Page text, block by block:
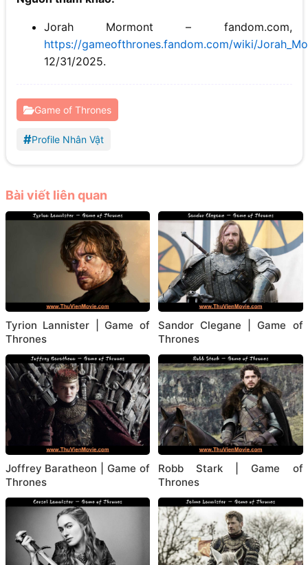
Jorah Mormont – fandom.com,
https://gameofthrones.fandom.com/wiki/
12/31/2025.
Game of Thrones
#Profile Nhân Vật
Bài viết liên quan
Tyrion Lannister | Game of
Thrones
Sandor Clegane | Game of
Thrones
Joffrey Baratheon | Game of
Thrones
Robb Stark | Game of
Thrones